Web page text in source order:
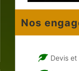
Nos
Devis